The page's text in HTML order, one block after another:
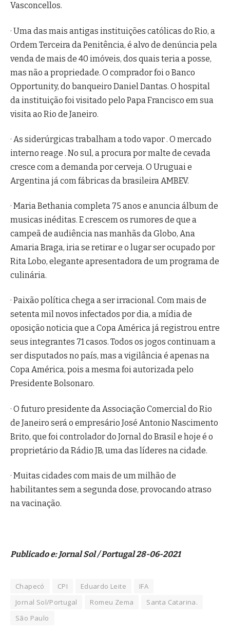
Vasconcellos.
· Uma das mais antigas instituições católicas do Rio, a
Ordem Terceira da Penitência, é alvo de denúncia pela
venda de mais de 40 imóveis, dos quais teria a posse,
mas não a propriedade. O comprador foi o Banco
Opportunity, do banqueiro Daniel Dantas. O hospital
da instituição foi visitado pelo Papa Francisco em sua
visita ao Rio de Janeiro.
· As siderúrgicas trabalham a todo vapor . O mercado
interno reage . No sul, a procura por malte de cevada
cresce com a demanda por cerveja. O Uruguai e
Argentina já com fábricas da brasileira AMBEV.
· Maria Bethania completa 75 anos e anuncia álbum de
musicas inéditas. E crescem os rumores de que a
campeã de audiência nas manhãs da Globo, Ana
Amaria Braga, iria se retirar e o lugar ser ocupado por
Rita Lobo, elegante apresentadora de um programa de
culinária.
· Paixão política chega a ser irracional. Com mais de
setenta mil novos infectados por dia, a mídia de
oposição noticia que a Copa América já registrou entre
seus integrantes 71 casos. Todos os jogos continuam a
ser disputados no país, mas a vigilância é apenas na
Copa América, pois a mesma foi autorizada pelo
Presidente Bolsonaro.
· O futuro presidente da Associação Comercial do Rio
de Janeiro será o empresário José Antonio Nascimento
Brito, que foi controlador do Jornal do Brasil e hoje é o
proprietário da Rádio JB, uma das líderes na cidade.
· Muitas cidades com mais de um milhão de
habilitantes sem a segunda dose, provocando atraso
na vacinação.
Publicado e: Jornal Sol / Portugal 28-06-2021
Chapecó CPI Eduardo Leite
IFA
Jornal Sol/Portugal
Romeu Zema
Santa Catarina.
São Paulo